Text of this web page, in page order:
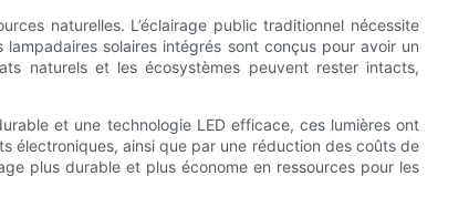
naturelles. L’éclairage public traditionnel nécessite
solaires intégrés sont conçus pour avoir un
naturels et les écosystèmes peuvent rester intacts,
et une technologie LED efficace, ces lumières ont
électroniques, ainsi que par une réduction des coûts de
plus durable et plus économe en ressources pour les